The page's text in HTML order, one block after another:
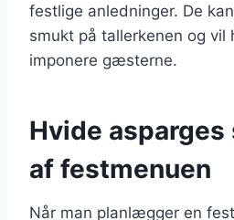
festlige anledninger. De
smukt på tallerkenen og vil
imponere gæsterne.
Hvide asparges
af festmenuen
Når man planlægger en